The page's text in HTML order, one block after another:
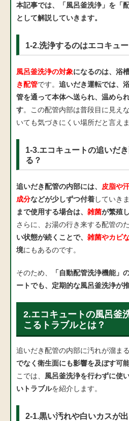
本記事では、「風呂釜洗浄」を「
として解説していきます。
1-2.洗浄するのはエコキュ
風呂釜洗浄の対象になるのは、浴
き配管です。 追いだき運転では、
管を通って本体へ送られ、温めら
す。この配管内部は普段目に見え
いても気づきにくい場所だと言えま
1-3.エコキュートの追いだ
る？
追いだき配管の内部には、
皮脂や
成分などが少しずつ付着していき
まで使用する場合は、 雑菌が繁殖
さらに、お湯の行き来する配管のた
い状態が続くことで、 雑菌やカビ
境にもあるのです。
そのため、
「自動配管洗浄機能」
ートでも、定期的な風呂釜洗浄が
2.エコキュートの風呂釜
こるトラブルとは？
追いだき配管の内部に汚れが溜まる
でなく衛生面にも影響を及ぼす可
こでは、 風呂釜洗浄を行わずに使
いトラブルを紹介します。
2-1.黒い汚れや白いカスが